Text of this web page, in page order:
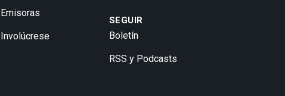
Emisoras
Involúcrese
SEGUIR
Boletín
RSS y Podcasts